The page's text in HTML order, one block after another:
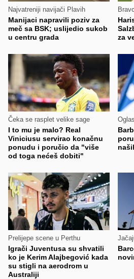
Najvatreniji navijači Plavih
Manijaci napravili poziv za
meč sa BSK; uslijedio sukob
u centru grada
za
Čeka se rasplet velike sage
I to mu je malo? Real
Viniciusu servirao konačnu
ponudu i poručio da "više
od toga nećeš dobiti"
Prelijepe scene u Perthu
Igrači Juventusa su shvatili
ko je Kerim Alajbegović kada
su stigli na aerodrom u
Australiji